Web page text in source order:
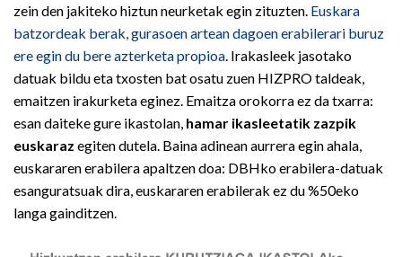
zein den jakiteko hiztun neurketak egin zituzten. Euskara
batzordeak berak, gurasoen artean dagoen erabilerari buruz
ere egin du bere azterketa propioa. Irakasleek jasotako
datuak bildu eta txosten bat osatu zuen HIZPRO taldeak,
emaitzen irakurketa eginez. Emaitza orokorra ez da txarra:
esan daiteke gure ikastolan, hamar ikasleetatik zazpik
euskaraz egiten dutela. Baina adinean aurrera egin ahala,
euskararen erabilera apaltzen doa: DBHko erabilera-datuak
esanguratsuak dira, euskararen erabilerak ez du %50eko
langa gainditzen.